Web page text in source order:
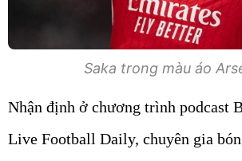
Saka trong màu áo
Nhận định ở chương trình podcast
Live Football Daily, chuyên gia